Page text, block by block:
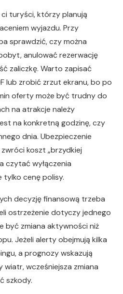
turyści, którzy planują
wyjazdu. Przy
sprawdzić, czy można
anulować rezerwację
zaliczkę. Warto zapisać
lub zrobić zrzut ekranu, bo po
oferty może być trudny do
na atrakcje należy
na konkretną godzinę, czy
dnia. Ubezpieczenie
koszt „brzydkiej
czytać wyłączenia
tylko cenę polisy.
decyzję finansową trzeba
ostrzeżenie dotyczy jednego
być zmiana aktywności niż
Jeżeli alerty obejmują kilka
a prognozy wskazują
wcześniejsza zmiana
szkody.